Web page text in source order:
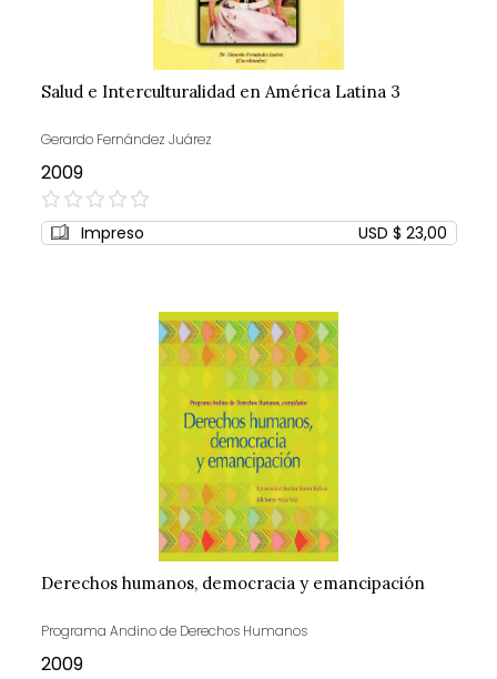
Salud e Interculturalidad en América Latina 3
Gerardo Fernández Juárez
2009
0%
Impreso USD $ 23,00
Derechos humanos, democracia y emancipación
Programa Andino de Derechos Humanos
2009